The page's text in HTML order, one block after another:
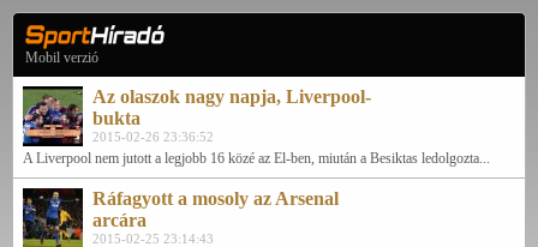
Mobil verzió
Az olaszok nagy napja, Liverpool-
bukta
2015-02-26 23:36:52
A Liverpool nem jutott a legjobb 16 közé az El-ben, miután a Besiktas ledolgozta...
Ráfagyott a mosoly az Arsenal
arcára
2015-02-25 23:14:43